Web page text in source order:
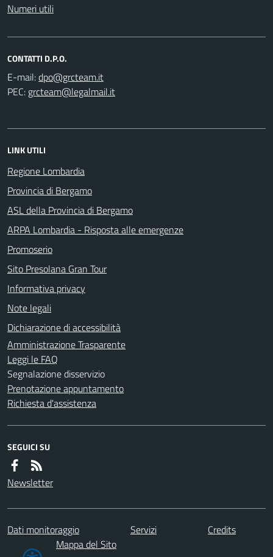
Numeri utili
CONTATTI D.P.O.
E-mail:
PEC:
LINK UTILI
Regione Lombardia
Provincia di Bergamo
ASL della Provincia di Bergamo
ARPA Lombardia - Risposta alle emergenze
Promoserio
Sito Presolana Gran Tour
Informativa privacy
Note legali
Dichiarazione di accessibilità
Amministrazione Trasparente
Leggi le FAQ
Segnalazione disservizio
Prenotazione appuntamento
Richiesta d'assistenza
SEGUICI SU
Newsletter
Dati monitoraggio Servizi
Credits
Mappa del Sito